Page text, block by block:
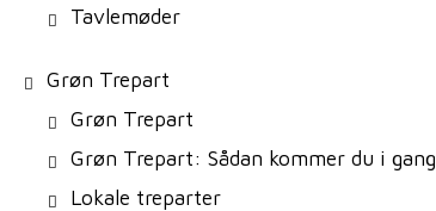
Tavlemøder
Grøn Trepart
Grøn Trepart
Grøn Trepart: Sådan kommer du i gang
Lokale treparter